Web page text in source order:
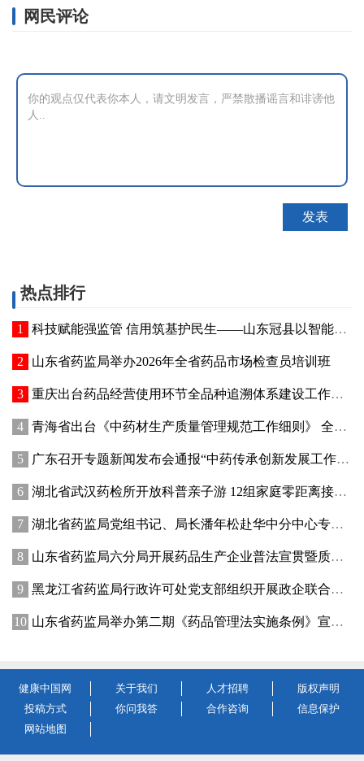
网民评论
热点排行
科技赋能强监管 信用筑基护民生——山东冠县以智能管控提质“两定机构”医保服务能力
山东省药监局举办2026年全省药品市场检查员培训班
重庆出台药品经营使用环节全品种追溯体系建设工作方案
青海省出台《中药材生产质量管理规范工作细则》 全面强化中药材质量源头管控
广东召开专题新闻发布会通报“中药传承创新发展工作成效”
湖北省武汉药检所开放科普亲子游 12组家庭零距离接触药品检验
湖北省药监局党组书记、局长潘年松赴华中分中心专题调研全面从严治党工作 强调以高质量党建引领药监事业行稳致远
山东省药监局六分局开展药品生产企业普法宣贯暨质量管理提升座谈交流活动
黑龙江省药监局行政许可处党支部组织开展政企联合主题党日活动
山东省药监局举办第二期《药品管理法实施条例》宣贯培训班
健康中国网 关于我们 人才招聘
版权声明
投稿方式
你问我答 合作咨询
信息保护
网站地图